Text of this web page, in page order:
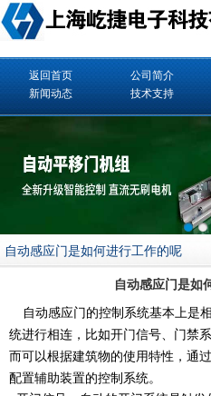
返回首页 公司简介
新闻动态
技术支持
自动感应门是如何进行工作的呢
自动感应门是如
自动感应门 的控制系统基本上是
统进行相连，比如开门信号、 门禁
而可以根据建筑物的使用特性，通
配置辅助装置的控制系统。